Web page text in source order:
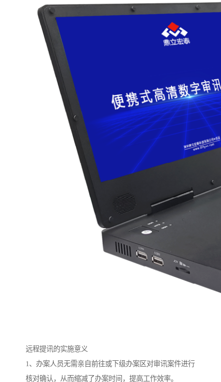
远程提讯的实施意义
1、办案人员无需亲自前往或下级办案区对审讯案件进行
核对确认，从而缩减了办案时间，提高工作效率。